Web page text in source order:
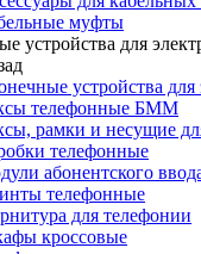
муфты
устройства для
устройства для
телефонные БММ
рамки и несущие
телефонные
абонентского
телефонные
для телефонии
кроссовые